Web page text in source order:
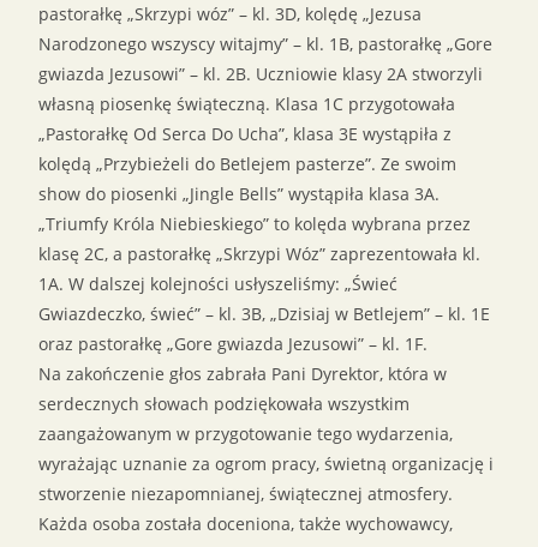
pastorałkę „Skrzypi wóz” – kl. 3D, kolędę „Jezusa
Narodzonego wszyscy witajmy” – kl. 1B, pastorałkę „Gore
gwiazda Jezusowi” – kl. 2B. Uczniowie klasy 2A stworzyli
własną piosenkę świąteczną. Klasa 1C przygotowała
„Pastorałkę Od Serca Do Ucha”, klasa 3E wystąpiła z
kolędą „Przybieżeli do Betlejem pasterze”. Ze swoim
show do piosenki „Jingle Bells” wystąpiła klasa 3A.
„Triumfy Króla Niebieskiego” to kolęda wybrana przez
klasę 2C, a pastorałkę „Skrzypi Wóz” zaprezentowała kl.
1A. W dalszej kolejności usłyszeliśmy: „Świeć
Gwiazdeczko, świeć” – kl. 3B, „Dzisiaj w Betlejem” – kl. 1E
oraz pastorałkę „Gore gwiazda Jezusowi” – kl. 1F.
Na zakończenie głos zabrała Pani Dyrektor, która w
serdecznych słowach podziękowała wszystkim
zaangażowanym w przygotowanie tego wydarzenia,
wyrażając uznanie za ogrom pracy, świetną organizację i
stworzenie niezapomnianej, świątecznej atmosfery.
Każda osoba została doceniona, także wychowawcy,